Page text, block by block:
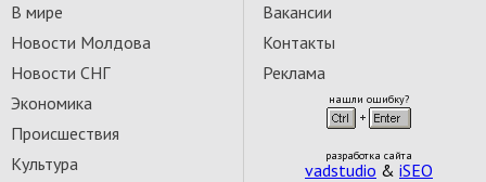
В мире
Новости Молдова
Новости СНГ
Экономика
Происшествия
Культура
Вакансии
Контакты
Реклама
нашли ошибку?
разработка сайта
vadstudio & iSEO